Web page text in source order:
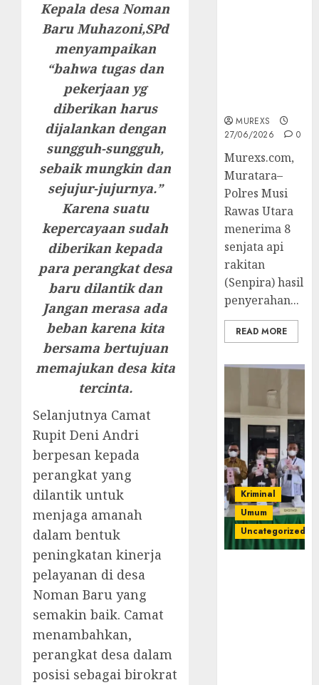
Kepala desa Noman
Baru Muhazoni,SPd
menyampaikan
“bahwa tugas dan
pekerjaan yg
diberikan harus
dijalankan dengan
sungguh-sungguh,
sebaik mungkin dan
sejujur-jujurnya.”
Karena suatu
kepercayaan sudah
diberikan kepada
para perangkat desa
baru dilantik dan
Jangan merasa ada
beban karena kita
bersama bertujuan
memajukan desa kita
tercinta.
Selanjutnya Camat
Rupit Deni Andri
berpesan kepada
perangkat yang
dilantik untuk
menjaga amanah
dalam bentuk
peningkatan kinerja
pelayanan di desa
Noman Baru yang
semakin baik. Camat
menambahkan,
perangkat desa dalam
posisi sebagai birokrat
MUREXS
27/06/2026
0
Murexs.com,
Muratara–
Polres Musi
Rawas Utara
menerima 8
senjata api
rakitan
(Senpira) hasil
penyerahan...
READ MORE
Kriminal
Umum
Uncategorized